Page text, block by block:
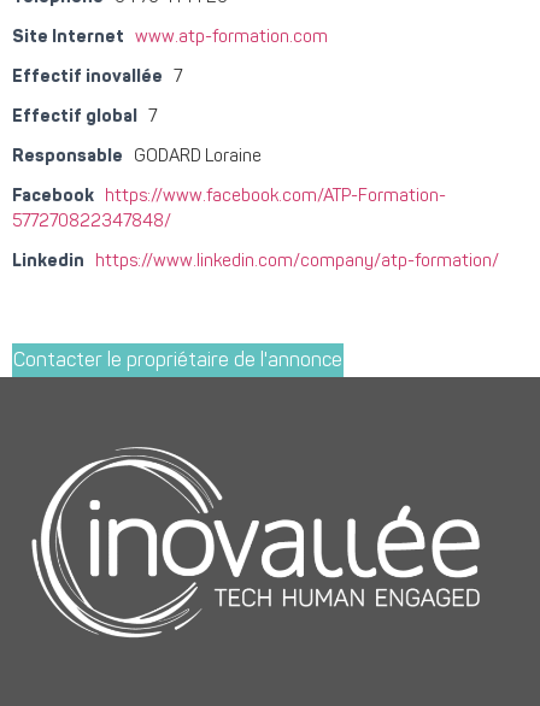
Site Internet www.atp-formation.com
Effectif inovallée 7
Effectif global 7
Responsable GODARD Loraine
Facebook
https://www.facebook.com/ATP-Formation-
577270822347848/
Linkedin https://www.linkedin.com/company/atp-formation/
Contacter le propriétaire de l'annonce